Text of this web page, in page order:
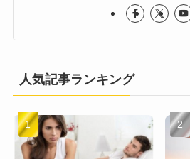
人気記事ランキング